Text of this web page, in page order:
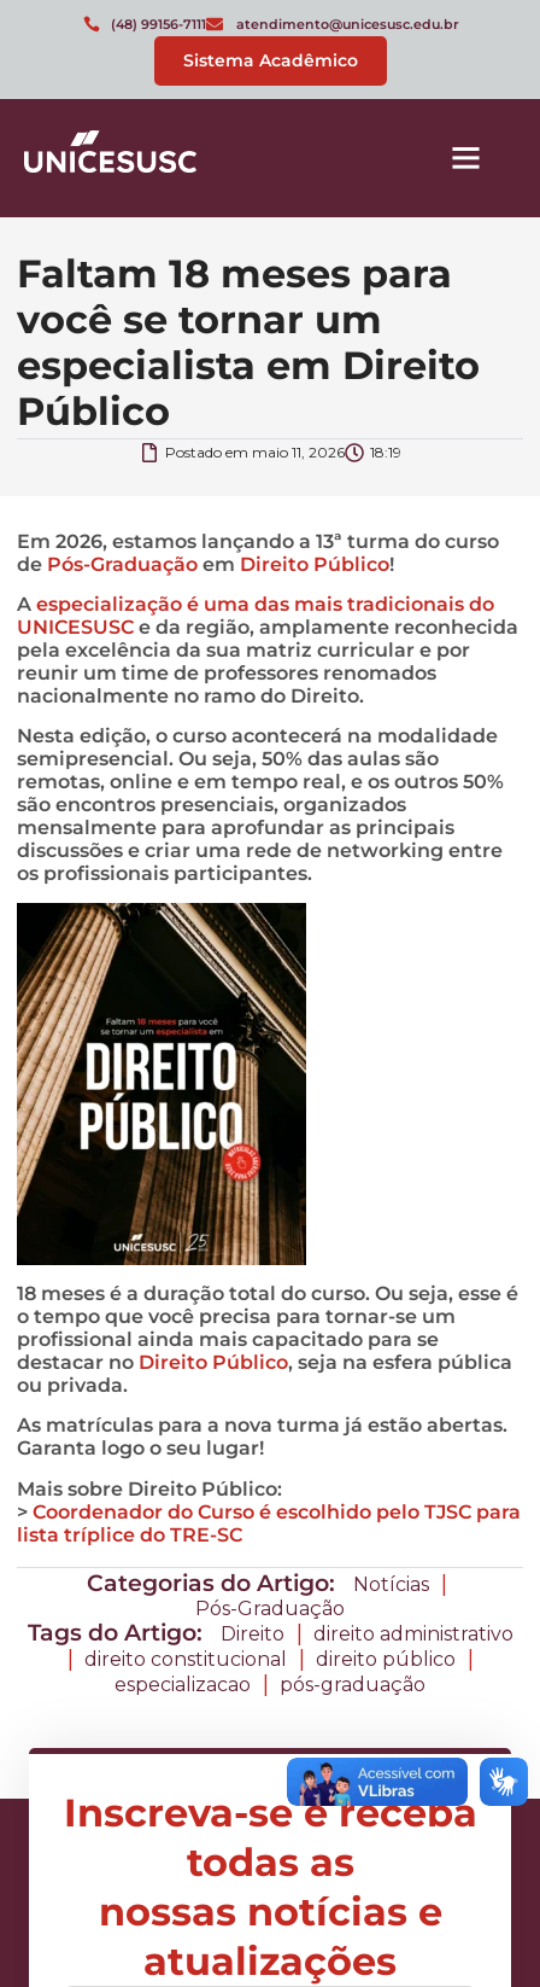
(48) 99156-7111 atendimento@unicesusc.edu.br
Sistema Acadêmico
Faltam 18 meses para
você se tornar um
especialista em Direito
Público
Postado em maio 11, 2026 18:19
Em 2026, estamos lançando a 13ª turma do curso
de Pós-Graduação em Direito Público!
A especialização é uma das mais tradicionais do
UNICESUSC e da região, amplamente reconhecida
pela excelência da sua matriz curricular e por
reunir um time de professores renomados
nacionalmente no ramo do Direito.
Nesta edição, o curso acontecerá na modalidade
semipresencial. Ou seja, 50% das aulas são
remotas, online e em tempo real, e os outros 50%
são encontros presenciais, organizados
mensalmente para aprofundar as principais
discussões e criar uma rede de networking entre
os profissionais participantes.
18 meses é a duração total do curso. Ou seja, esse é
o tempo que você precisa para tornar-se um
profissional ainda mais capacitado para se
destacar no Direito Público, seja na esfera pública
ou privada.
As matrículas para a nova turma já estão abertas.
Garanta logo o seu lugar!
Mais sobre Direito Público:
> Coordenador do Curso é escolhido pelo TJSC para
lista tríplice do TRE-SC
Categorias do Artigo: Notícias |
Pós-Graduação
Tags do Artigo: Direito | direito administrativo
| direito constitucional | direito público |
especializacao | pós-graduação
Inscreva-se e receba
todas as
nossas notícias e
atualizações